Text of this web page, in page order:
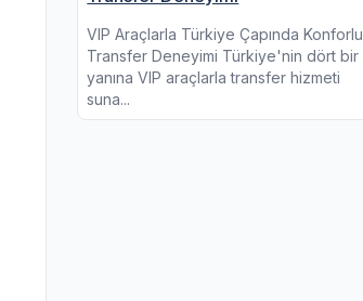
VIP Araçlarla Türkiye Çapında Konforlu
Transfer Deneyimi Türkiye'nin dört bir
yanına VIP araçlarla transfer hizmeti
suna...